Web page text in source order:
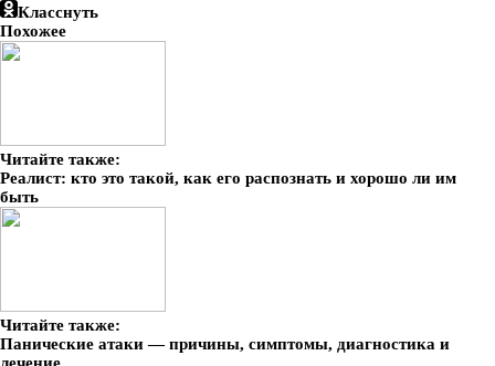
Класснуть
Похожее
Читайте также:
Реалист: кто это такой, как его распознать и хорошо ли им
быть
Читайте также:
Панические атаки — причины, симптомы, диагностика и